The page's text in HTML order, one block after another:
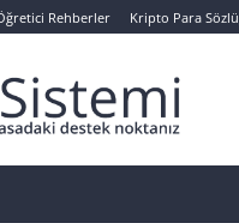
Rehberler Kripto Para